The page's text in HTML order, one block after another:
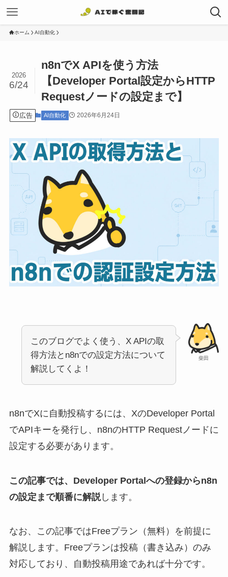
ホーム AI自動化
n8nでX APIを使う方法
【Developer Portal設定からHTTP
Requestノードの設定まで】
2026
6/24
広告 AI自動化 2026年6月24日
柴田
このブログでよく使う、X APIの取
得方法とn8nでの設定方法について
解説してくよ！
n8nでXに自動投稿するには、XのDeveloper Portal
でAPIキーを発行し、n8nのHTTP Requestノードに
設定する必要があります。
この記事では、Developer Portalへの登録からn8n
の設定まで順番に解説します。
なお、この記事ではFreeプラン（無料）を前提に
解説します。Freeプランは投稿（書き込み）のみ
対応しており、自動投稿用途であれば十分です。